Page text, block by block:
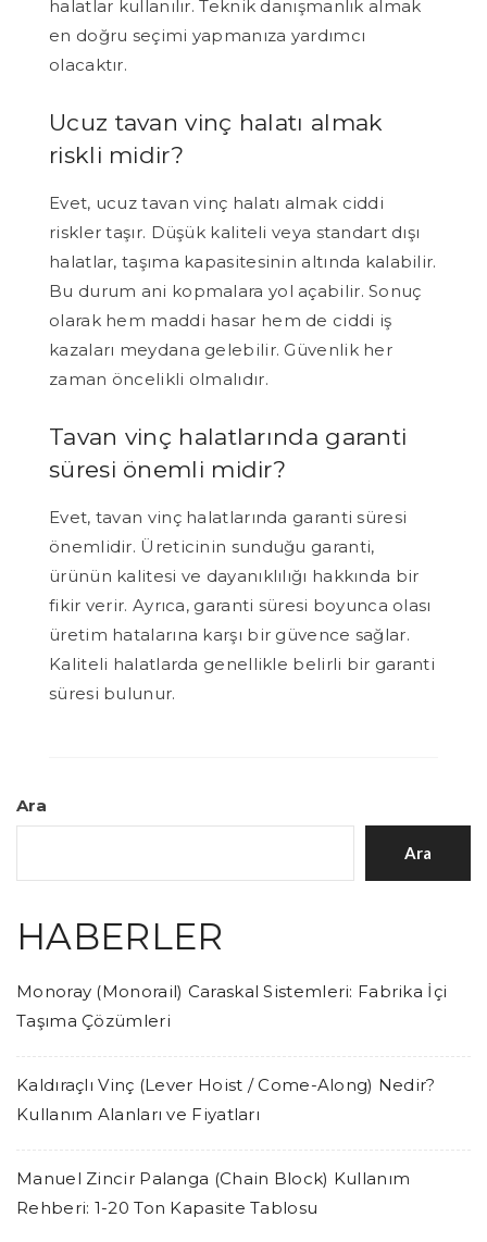
halatlar kullanılır. Teknik danışmanlık almak
en doğru seçimi yapmanıza yardımcı
olacaktır.
Ucuz tavan vinç halatı almak
riskli midir?
Evet, ucuz tavan vinç halatı almak ciddi
riskler taşır. Düşük kaliteli veya standart dışı
halatlar, taşıma kapasitesinin altında kalabilir.
Bu durum ani kopmalara yol açabilir. Sonuç
olarak hem maddi hasar hem de ciddi iş
kazaları meydana gelebilir. Güvenlik her
zaman öncelikli olmalıdır.
Tavan vinç halatlarında garanti
süresi önemli midir?
Evet, tavan vinç halatlarında garanti süresi
önemlidir. Üreticinin sunduğu garanti,
ürünün kalitesi ve dayanıklılığı hakkında bir
fikir verir. Ayrıca, garanti süresi boyunca olası
üretim hatalarına karşı bir güvence sağlar.
Kaliteli halatlarda genellikle belirli bir garanti
süresi bulunur.
Ara
Ara
HABERLER
Monoray (Monorail) Caraskal Sistemleri: Fabrika İçi
Taşıma Çözümleri
Kaldıraçlı Vinç (Lever Hoist / Come-Along) Nedir?
Kullanım Alanları ve Fiyatları
Manuel Zincir Palanga (Chain Block) Kullanım
Rehberi: 1-20 Ton Kapasite Tablosu